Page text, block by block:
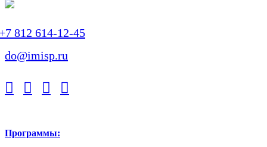
812 614-12-45
do@imisp.ru
Программы: